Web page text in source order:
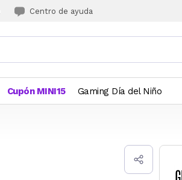
Centro de ayuda
Cupón MINI15 Gaming Día del Niño